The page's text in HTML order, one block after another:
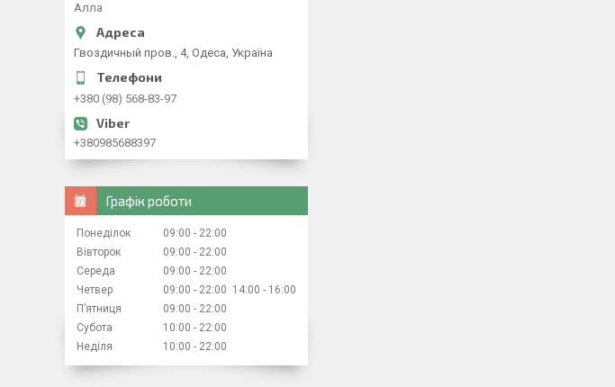
Алла
Гвоздичный пров., 4, Одеса, Україна
+380 (98) 568-83-97
+380985688397
Графік роботи
Понеділок 09:00
22:00
Вівторок
09:00
22:00
Середа
09:00
22:00
Четвер
09:00 22:00 14:00
16:00
Пʼятниця
09:00
22:00
Субота
10:00
22:00
Неділя
10:00 22:00